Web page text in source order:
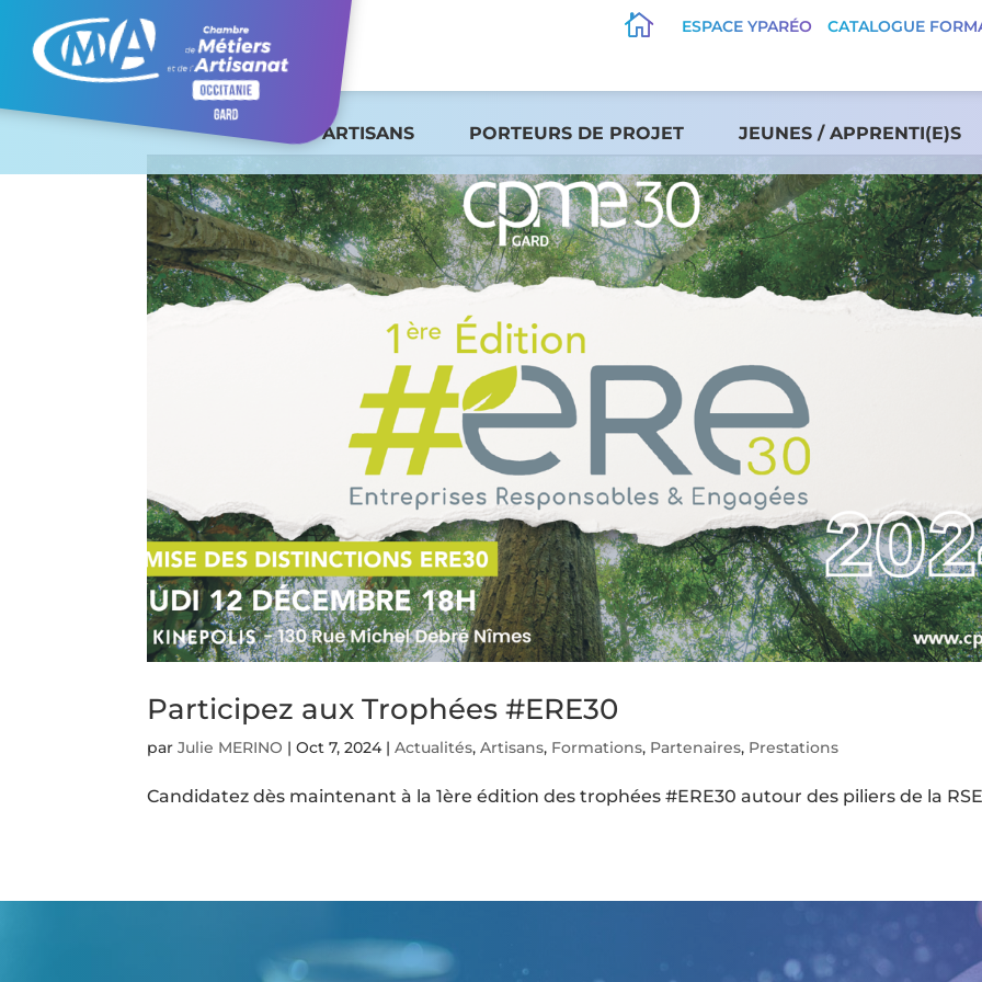
 ESPACE YPARÉO CATALOGUE
ARTISANS PORTEURS DE PROJET JEUNES / APPRENTI(E)S
Participez aux Trophées #ERE30
parJulie MERINO |Oct 7, 2024|Actualités,Artisans, Formations, Partenaires, Prestations
Candidatez dès maintenant à la 1ère édition des trophées #ERE30 autour des piliers de la